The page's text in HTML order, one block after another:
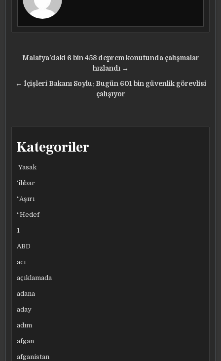
Yazı
Malatya’daki 6 bin 458 deprem konutunda çalışmalar
hızlandı →
← İçişleri Bakanı Soylu: Bugün 601 bin güvenlik görevlisi
çalışıyor
Kategoriler
Yasak
‘ihbar
“Aşırı
“Hedef
1
ABD
acı
açıklamada
adana
aday
adım
afgan
afganistan